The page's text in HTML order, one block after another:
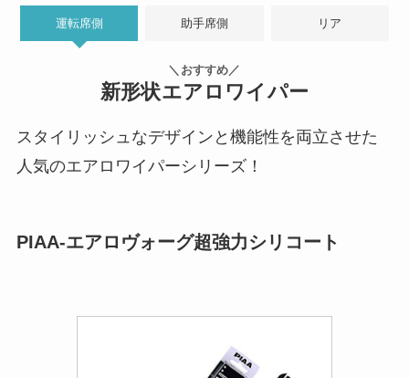
運転席側 助手席側 リア
＼おすすめ／
新形状エアロワイパー
スタイリッシュなデザインと機能性を両立させた
人気のエアロワイパーシリーズ！
PIAA-エアロヴォーグ超強力シリコート